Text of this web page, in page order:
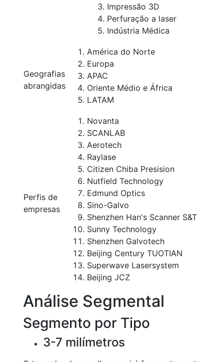
Impressão 3D
Perfuração a laser
Indústria Médica
Geografias
abrangidas
América do Norte
Europa
APAC
Oriente Médio e África
LATAM
Perfis de
empresas
Novanta
SCANLAB
Aerotech
Raylase
Citizen Chiba Presision
Nutfield Technology
Edmund Optics
Sino-Galvo
Shenzhen Han's Scanner S&T
Sunny Technology
Shenzhen Galvotech
Beijing Century TUOTIAN
Superwave Lasersystem
Beijing JCZ
Análise Segmental
Segmento por Tipo
3-7 milímetros